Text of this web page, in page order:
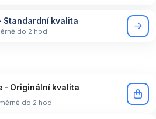
Standardní kvalita
do 2 hod
- Originální kvalita
do 2 hod